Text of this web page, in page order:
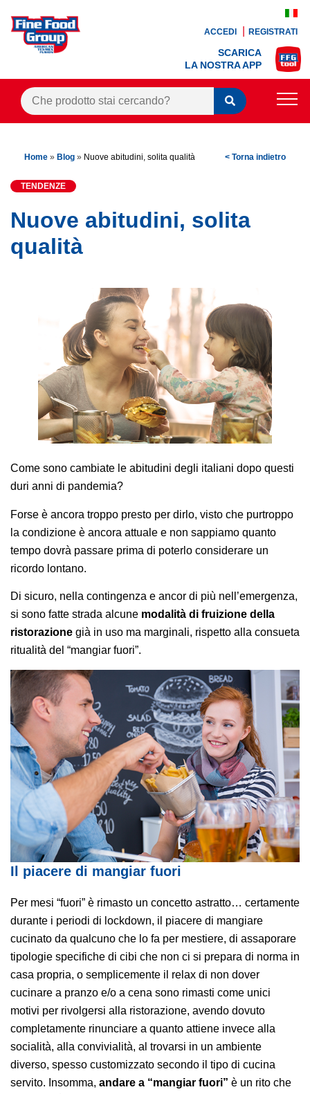
ACCEDI REGISTRATI
SCARICA
LA NOSTRA APP
BLOG
RICETTE
BONUS FEDELTÀ
OFFERTE
AREA AGENTI
Home » Blog » Nuove abitudini, solita qualità < Torna indietro
TENDENZE
Nuove abitudini, solita
qualità
Come sono cambiate le abitudini degli italiani dopo questi
duri anni di pandemia?
Forse è ancora troppo presto per dirlo, visto che purtroppo
la condizione è ancora attuale e non sappiamo quanto
tempo dovrà passare prima di poterlo considerare un
ricordo lontano.
Di sicuro, nella contingenza e ancor di più nell’emergenza,
si sono fatte strada alcune modalità di fruizione della
ristorazione già in uso ma marginali, rispetto alla consueta
ritualità del “mangiar fuori”.
Il piacere di mangiar fuori
Per mesi “fuori” è rimasto un concetto astratto… certamente
durante i periodi di lockdown, il piacere di mangiare
cucinato da qualcuno che lo fa per mestiere, di assaporare
tipologie specifiche di cibi che non ci si prepara di norma in
casa propria, o semplicemente il relax di non dover
cucinare a pranzo e/o a cena sono rimasti come unici
motivi per rivolgersi alla ristorazione, avendo dovuto
completamente rinunciare a quanto attiene invece alla
socialità, alla convivialità, al trovarsi in un ambiente
diverso, spesso customizzato secondo il tipo di cucina
servito. Insomma, andare a “mangiar fuori” è un rito che